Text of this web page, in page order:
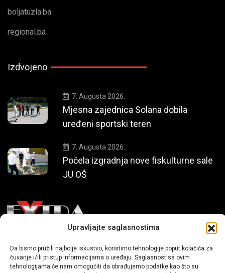
Upravljajte saglasnostima
Da bismo pružili najbolje iskustvo, koristimo tehnologije poput kolačića za
čuvanje i/ili pristup informacijama o uređaju. Saglasnost sa ovim
tehnologijama će nam omogućiti da obrađujemo podatke kao što su
boljatuzla.ba
regional.ba
Izdvojeno
7. Augusta 2026.
Mjesna zajednica Solana dobila
uređeni sportski teren
7. Augusta 2026.
Počela izgradnja nove fiskulturne sale
JU OŠ
Mi smo moderni portal zabavnog karaktera koji donosi vijesti i
priče iz života, svijeta showbiza, lifestyle-a i popularne kulture.